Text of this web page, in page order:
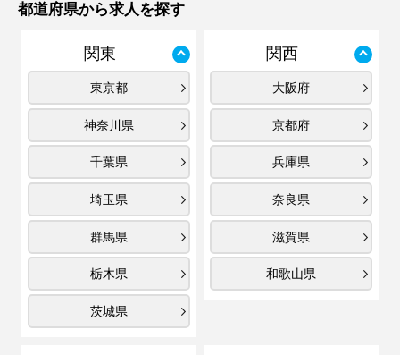
都道府県から求人を探す
関東
東京都
神奈川県
千葉県
埼玉県
群馬県
栃木県
茨城県
関西
大阪府
京都府
兵庫県
奈良県
滋賀県
和歌山県